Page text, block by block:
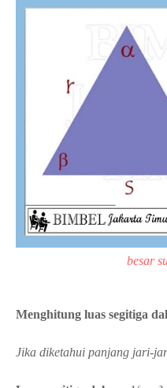
besar
Menghitung luas segitiga
Jika diketahui panjang jari-